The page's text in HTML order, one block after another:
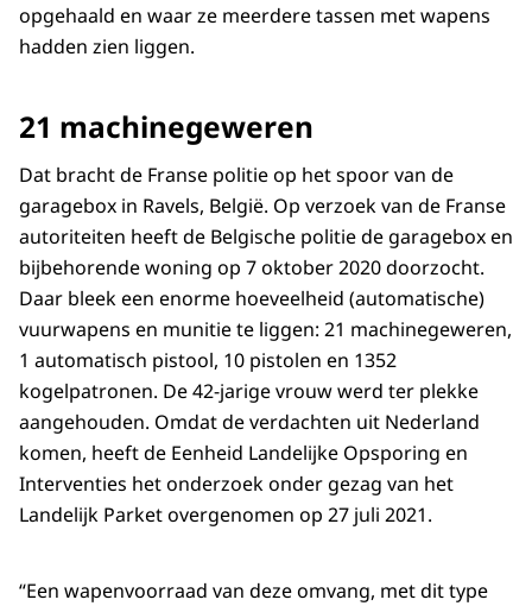
opgehaald en waar ze meerdere tassen met wapens
hadden zien liggen.
21 machinegeweren
Dat bracht de Franse politie op het spoor van de
garagebox in Ravels, België. Op verzoek van de Franse
autoriteiten heeft de Belgische politie de garagebox en
bijbehorende woning op 7 oktober 2020 doorzocht.
Daar bleek een enorme hoeveelheid (automatische)
vuurwapens en munitie te liggen: 21 machinegeweren,
1 automatisch pistool, 10 pistolen en 1352
kogelpatronen. De 42-jarige vrouw werd ter plekke
aangehouden. Omdat de verdachten uit Nederland
komen, heeft de Eenheid Landelijke Opsporing en
Interventies het onderzoek onder gezag van het
Landelijk Parket overgenomen op 27 juli 2021.
“Een wapenvoorraad van deze omvang, met dit type